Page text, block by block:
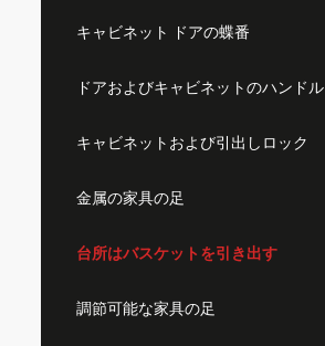
キャビネット ドアの蝶番
ドアおよびキャビネットのハンドル
キャビネットおよび引出しロック
金属の家具の足
台所はバスケットを引き出す
調節可能な家具の足